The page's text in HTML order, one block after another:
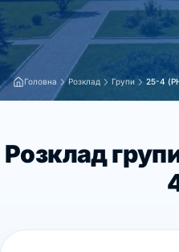
Головна Розклад Групи 25-4
Розклад